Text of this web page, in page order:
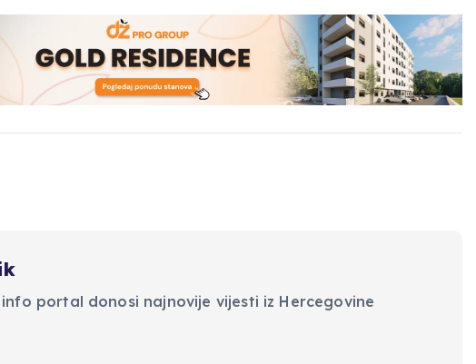
portal donosi najnovije vijesti iz Hercegovine